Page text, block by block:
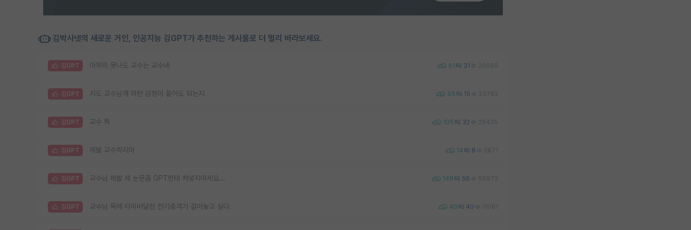
김박사넷의 새로운 거인, 인공지능 김GPT가 추천하는 게시물로 더 멀리 바라보세요.
김GPT 아무리 못나도 교수는 교수네 61 31 26689
김GPT 지도 교수님께 이런 감정이 들어도 되는지 95 15 23762
김GPT 교수 특 105 32 28435
김GPT 제발 교수하지마 14 8 2871
김GPT 교수님 제발 제 논문좀 GPT한테 쳐넣지마세요... 149 56 59972
김GPT 교수님 목에 타이머달린 전기충격기 걸어놓고 싶다. 40 40 11061